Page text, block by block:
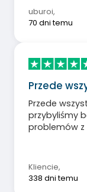
podczas
uburoi,
70 dni temu
Przede
Przede
przybyliśmy
problemów z
Kliencie,
338 dni temu